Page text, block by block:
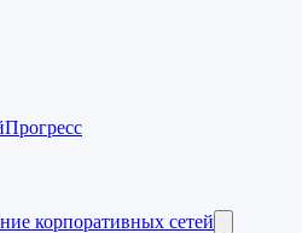
Прогресс
корпоративных сетей